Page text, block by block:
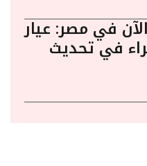
في مصر: عيار
6735 للشراء في تحديث